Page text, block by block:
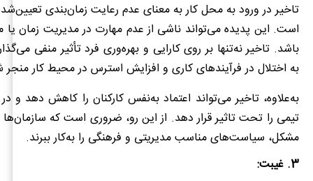
تاخیر در ورود به محل کار به معنای عدم رعایت زمان‌بندی
است. این پدیده می‌تواند ناشی از عدم مهارت در مدیریت زمان
باشد. تاخیر نه‌تنها بر روی کارایی و بهره‌وری فرد تأثیر منفی
به اختلال در فرآیندهای کاری و افزایش استرس در محیط کار
به‌علاوه، تاخیر می‌تواند اعتماد به‌نفس کارکنان را کاهش دهد و
تیمی را تحت تاثیر قرار دهد. از این رو، ضروری است که
مشکل، سیاست‌های مناسب مدیریتی و فرهنگی را به‌کار ببرند.
3. غیبت: